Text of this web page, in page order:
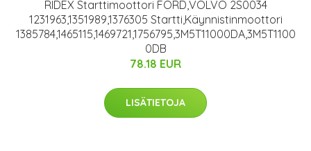
RIDEX Starttimoottori FORD,VOLVO 2S0034
1231963,1351989,1376305 Startti,Käynnistinmoottori
1385784,1465115,1469721,1756795,3M5T11000DA,3M5T1100
0DB
78.18 EUR
LISÄTIETOJA